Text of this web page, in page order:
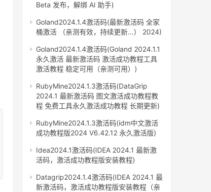
Beta 发布，解绑 AI 助手)
Goland2024.1.4激活码(最新激活码 全家
桶激活 （亲测有效，持续更新…） 2024)
Goland2024.1.4激活码(Goland 2024.1.1
永久激活 最新激活码 激活成功教程工具
激活教程 稳定可用（亲测可用）)
RubyMine2024.1.3激活码(DataGrip
2024.1 最新激活码 图文激活成功教程教
程 免费工具永久激活成功教程 长期更新)
RubyMine2024.1.3激活码(idm中文激活
成功教程版2024 V6.42.12 永久激活版)
Idea2024.1激活码(IDEA 2024.1 最新激
活码，激活成功教程版安装教程)
Datagrip2024.1.4激活码(IDEA 2024.1 最
新激活码，激活成功教程版安装教程（亲